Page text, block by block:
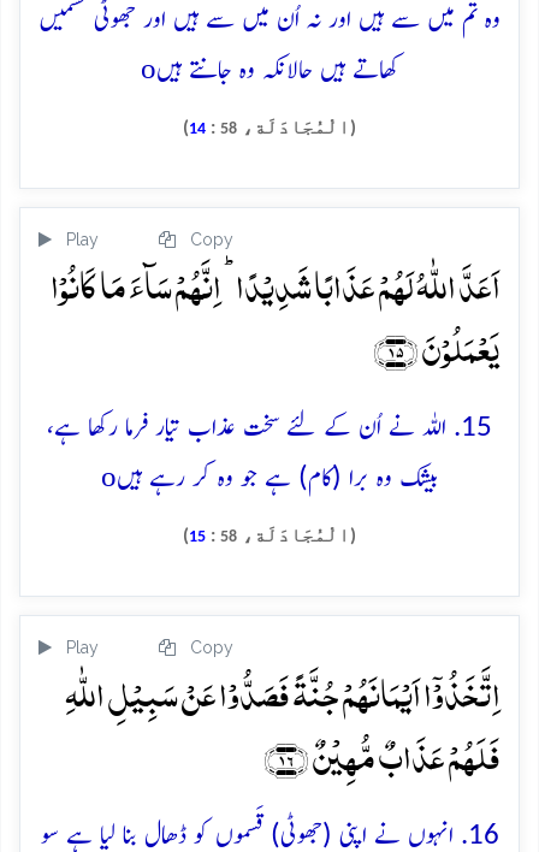
وہ تم میں سے ہیں اور نہ اُن میں سے ہیں اور جھوٹی قَسمیں
کھاتے ہیں حالانکہ وہ جانتے ہیںo
(الْمُجَادَلَة، 58
:
14
)
Play Copy
اَعَدَّ اللّٰہُ لَہُمۡ عَذَابًا شَدِیۡدًا ؕ اِنَّہُمۡ سَآءَ مَا کَانُوۡا
یَعۡمَلُوۡنَ ﴿۱۵﴾
15. اللہ نے اُن کے لئے سخت عذاب تیار فرما رکھا ہے،
بیشک وہ برا (کام) ہے جو وہ کر رہے ہیںo
(الْمُجَادَلَة، 58
:
15
)
Play Copy
اِتَّخَذُوۡۤا اَیۡمَانَہُمۡ جُنَّۃً فَصَدُّوۡا عَنۡ سَبِیۡلِ اللّٰہِ
فَلَہُمۡ عَذَابٌ مُّہِیۡنٌ ﴿۱۶﴾
16. انہوں نے اپنی (جھوٹی) قَسموں کو ڈھال بنا لیا ہے سو